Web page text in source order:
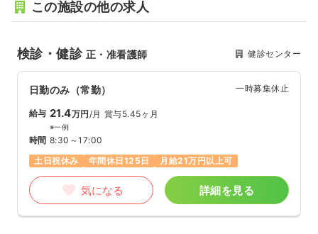
この施設の他の求人
検診・健診 正・准看護師 健診センター
日勤のみ（常勤） 一時募集休止
給与 21.4万円/月 賞与5.45ヶ月
※一例
時間 8:30～17:00
土日祝休み
年間休日125日 月給21万円以上可
気になる 詳細を見る